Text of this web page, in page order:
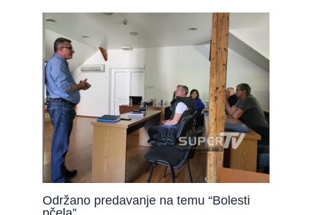
Održano predavanje na temu “Bolesti